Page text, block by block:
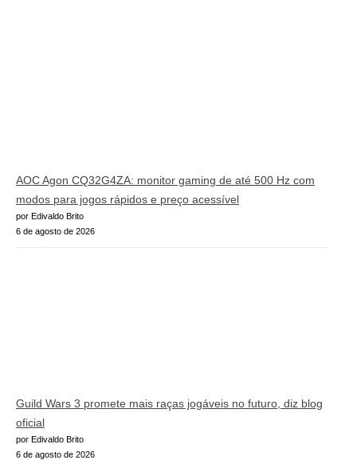
AOC Agon CQ32G4ZA: monitor gaming de até 500 Hz com
modos para jogos rápidos e preço acessível
por Edivaldo Brito
6 de agosto de 2026
Guild Wars 3 promete mais raças jogáveis no futuro, diz blog
oficial
por Edivaldo Brito
6 de agosto de 2026